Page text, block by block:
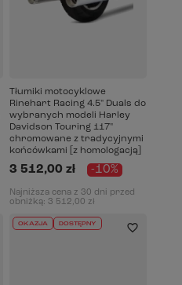
Tłumiki motocyklowe
Rinehart Racing 4.5" Duals do
wybranych modeli Harley
Davidson Touring 117"
chromowane z tradycyjnymi
końcówkami [z homologacją]
3 512,00 zł -10%
Najniższa cena z 30 dni przed
obniżką: 3 512,00 zł
OKAZJA DOSTĘPNY